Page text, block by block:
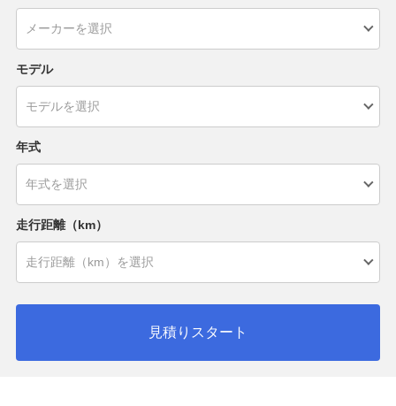
モデル
年式
走行距離（km）
見積りスタート